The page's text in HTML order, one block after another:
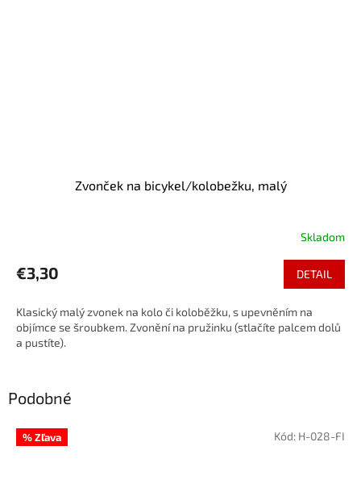
Zvonček na bicykel/kolobežku, malý
Skladom
€3,30 DETAIL
Klasický malý zvonek na kolo či koloběžku, s upevněním na
objímce se šroubkem. Zvonění na pružinku (stlačíte palcem dolů
a pustíte).
Podobné
% Zľava Kód: H-028-FI